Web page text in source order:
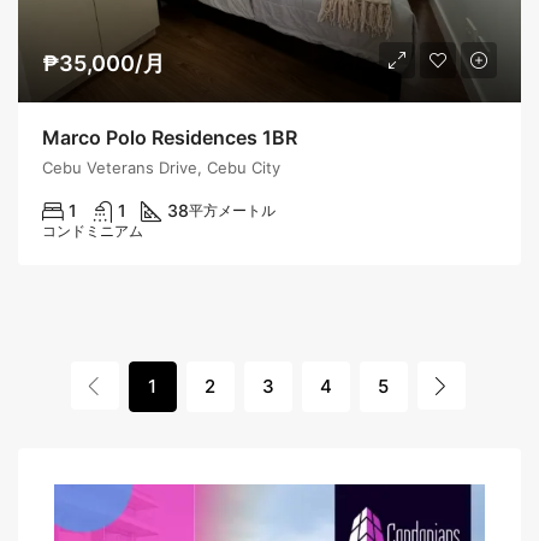
₱35,000/月
Marco Polo Residences 1BR
Cebu Veterans Drive, Cebu City
1 1 38平方メートル
コンドミニアム
1 2 3 4 5